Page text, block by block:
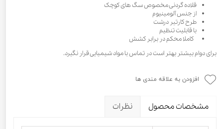
قلاده گردنی مخصوص سگ های کوچک
از جنس آلومینیوم
طرح کارتیر درشت
با قابلیت تنظیم
کاملا محکم در برابر کشش
برای دوام بیشتر بهتر است در تماس با مواد شیمیایی قرار نگیرد.
افزودن به علاقه مندی ها
مشخصات محصول نظرات